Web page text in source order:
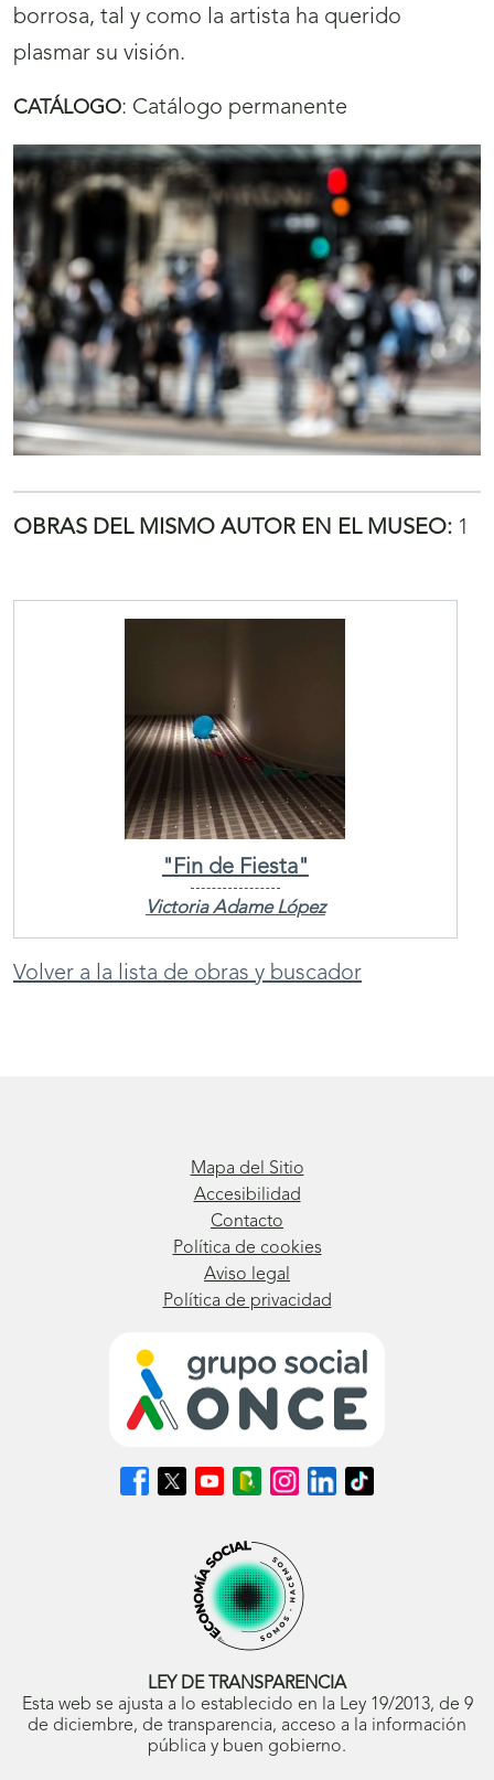
borrosa, tal y como la artista ha querido
plasmar su visión.
CATÁLOGO: Catálogo permanente
OBRAS DEL MISMO AUTOR EN EL MUSEO: 1
"Fin de Fiesta"
Victoria Adame López
Volver a la lista de obras y buscador
Mapa del Sitio
Accesibilidad
Contacto
Política de cookies
Aviso legal
Política de privacidad
Síguenos
en
Síguenos
en
ventana
nueva)
Síguenos
en
abrirá
en
ventana
nueva)
Síguenos
en
Blog
ONCE
(se
abrirá
en
ventana
Síguenos
en
abrirá
en
ventana
nueva)
Síguenos
en
Síguenos
en
LEY DE TRANSPARENCIA
Esta web se ajusta a lo establecido en la Ley 19/2013, de 9
de diciembre, de transparencia, acceso a la información
pública y buen gobierno.